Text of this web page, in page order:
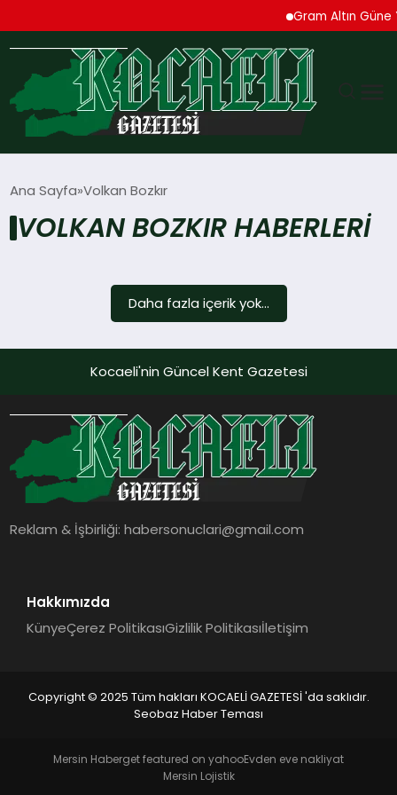
Gram Altın Güne
TEKNOLOJI
YAŞAM
DÜNYA
Ana Sayfa Volkan Bozkır
VOLKAN BOZKIR HABERLERI
Daha fazla içerik yok...
Kocaeli'nin Güncel Kent Gazetesi
Reklam & İşbirliği:habersonuclari@gmail.com
Hakkımızda
KünyeÇerez PolitikasıGizlilik Politikasıİletişim
Copyright © 2025 Tüm hakları KOCAELİ GAZETESİ 'da saklıdır.
Seobaz Haber Teması
Mersin Haberget featured on yahooEvden eve nakliyat
Mersin Lojistik